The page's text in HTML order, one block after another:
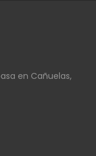
en Cañuelas,